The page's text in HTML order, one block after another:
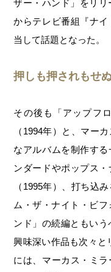
ザー・ハンド」をリ
からテレビ番組『ナ
当して話題となった。
押しも押されもせ
その後も「アップフ
（1994年）と、マー
なアルバムを制作す
ンダードやポップス・
（1995年）、打ち込
ム・ザ・ナイト・ビ
ンド」の続編ともい
興味深い作品も次々
には、マーカス・ミ